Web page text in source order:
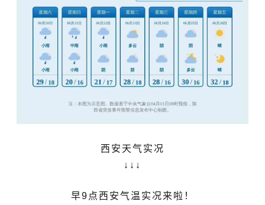
西安天气实况
↓↓↓
早9点西安气温实况来啦！